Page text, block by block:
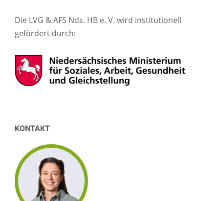
Die LVG & AFS Nds. HB e. V. wird institutionell
gefördert durch:
KONTAKT